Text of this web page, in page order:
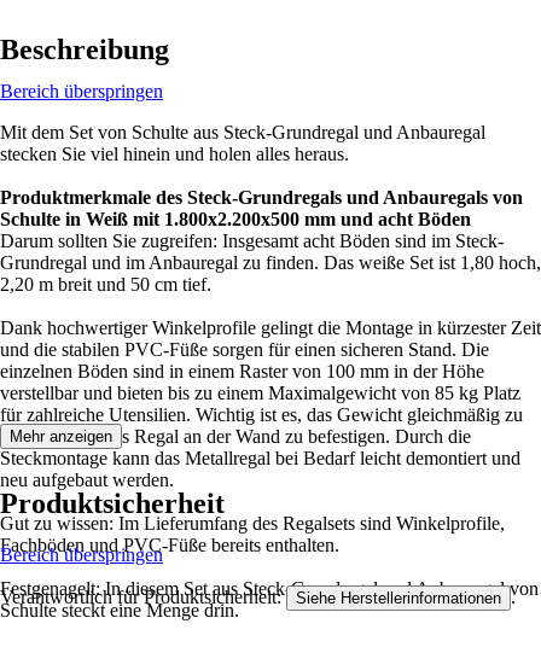
Beschreibung
Bereich überspringen
Mit dem Set von Schulte aus Steck-Grundregal und Anbauregal
stecken Sie viel hinein und holen alles heraus.
Produktmerkmale des Steck-Grundregals und Anbauregals von
Schulte in Weiß mit 1.800x2.200x500 mm und acht Böden
Darum sollten Sie zugreifen: Insgesamt acht Böden sind im Steck-
Grundregal und im Anbauregal zu finden. Das weiße Set ist 1,80 hoch,
2,20 m breit und 50 cm tief.
Dank hochwertiger Winkelprofile gelingt die Montage in kürzester Zeit
und die stabilen PVC-Füße sorgen für einen sicheren Stand. Die
einzelnen Böden sind in einem Raster von 100 mm in der Höhe
verstellbar und bieten bis zu einem Maximalgewicht von 85 kg Platz
für zahlreiche Utensilien. Wichtig ist es, das Gewicht gleichmäßig zu
verteilen und das Regal an der Wand zu befestigen. Durch die
Steckmontage kann das Metallregal bei Bedarf leicht demontiert und
neu aufgebaut werden.
Gut zu wissen: Im Lieferumfang des Regalsets sind Winkelprofile,
Fachböden und PVC-Füße bereits enthalten.
Festgenagelt: In diesem Set aus Steck-Grundregal und Anbauregal von
Schulte steckt eine Menge drin.
Mehr anzeigen
Produktsicherheit
Bereich überspringen
Verantwortlich für Produktsicherheit: Siehe Herstellerinformationen .